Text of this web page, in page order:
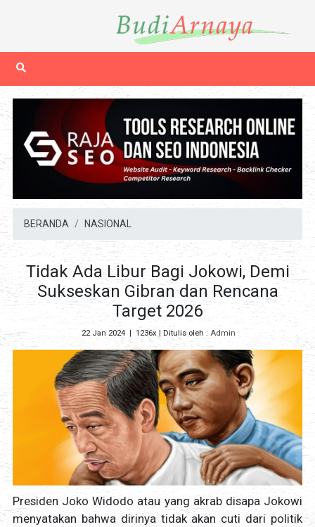
BERANDA NASIONAL
Tidak Ada Libur Bagi Jokowi, Demi
Sukseskan Gibran dan Rencana
Target 2026
22 Jan 2024| 1236x | Ditulis oleh : Admin
Presiden Joko Widodo atau yang akrab disapa Jokowi
menyatakan bahwa dirinya tidak akan cuti dari politik